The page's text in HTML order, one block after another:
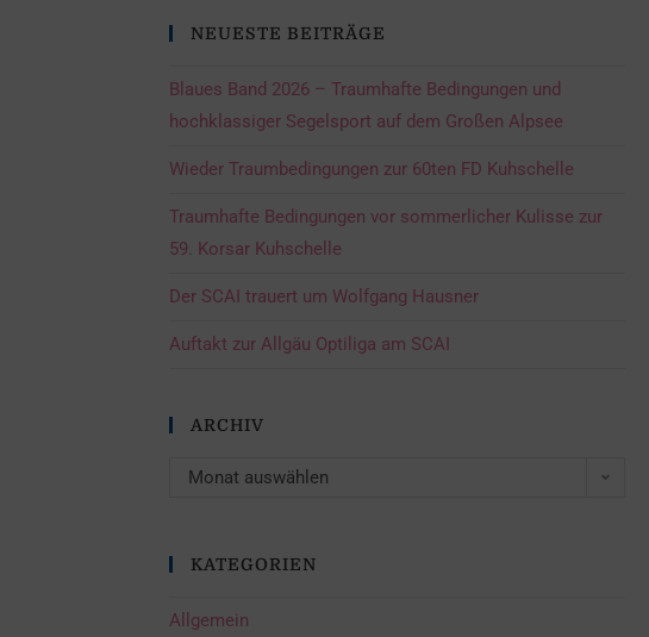
NEUESTE BEITRÄGE
Blaues Band 2026 – Traumhafte Bedingungen und
hochklassiger Segelsport auf dem Großen Alpsee
Wieder Traumbedingungen zur 60ten FD Kuhschelle
Traumhafte Bedingungen vor sommerlicher Kulisse zur
59. Korsar Kuhschelle
Der SCAI trauert um Wolfgang Hausner
Auftakt zur Allgäu Optiliga am SCAI
ARCHIV
Monat auswählen
KATEGORIEN
Allgemein